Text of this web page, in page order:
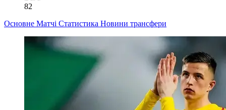
82
Основне Матчі Статистика Новини трансфери